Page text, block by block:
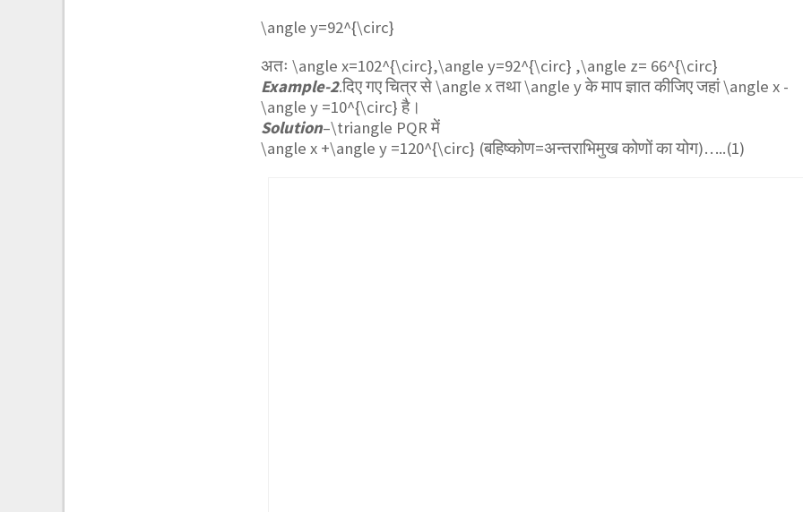
\angle y=92^{\circ}
अतः\angle x=102^{\circ},\angle y=92^{\circ} ,\angle z= 66^{\circ}
Example-2.दिए गए चित्र से\angle xतथा\angle yके माप ज्ञात कीजिए जहां\angle x -
\angle y =10^{\circ} है।
Solution–\triangle PQR में
\angle x +\angle y =120^{\circ} (बहिष्कोण=अन्तराभिमुख कोणों का योग)…..(1)